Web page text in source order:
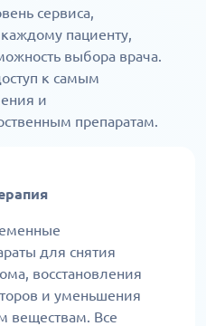
сервиса,
пациенту,
выбора врача.
к самым
и
препаратам.
для снятия
восстановления
и уменьшения
веществам. Все